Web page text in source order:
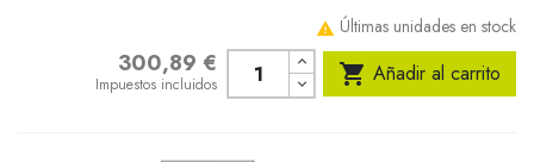
 Últimas unidades en stock
Precio
300,89 €
Impuestos incluidos  Añadir al carrito